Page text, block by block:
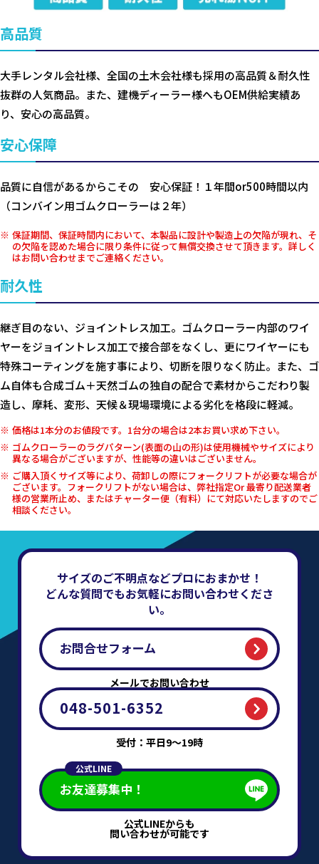
高品質
大手レンタル会社様、全国の土木会社様も採用の高品質＆耐久性
抜群の人気商品。また、建機ディーラー様へもOEM供給実績あ
り、安心の高品質。
安心保障
品質に自信があるからこその 安心保証！１年間or500時間以内
（コンバイン用ゴムクローラーは２年）
保証期間、保証時間内において、本製品に設計や製造上の欠陥が現れ、そ
の欠陥を認めた場合に限り条件に従って無償交換させて頂きます。詳しく
はお問い合わせまでご連絡ください。
耐久性
継ぎ目のない、ジョイントレス加工。ゴムクローラー内部のワイ
ヤーをジョイントレス加工で接合部をなくし、更にワイヤーにも
特殊コーティングを施す事により、切断を限りなく防止。また、ゴ
ム自体も合成ゴム＋天然ゴムの独自の配合で素材からこだわり製
造し、摩耗、変形、天候＆現場環境による劣化を格段に軽減。
価格は1本分のお値段です。1台分の場合は2本お買い求め下さい。
ゴムクローラーのラグパターン(表面の山の形)は使用機械やサイズにより
異なる場合がございますが、性能等の違いはございません。
ご購入頂くサイズ等により、荷卸しの際にフォークリフトが必要な場合が
ございます。フォークリフトがない場合は、弊社指定Or 最寄り配送業者
様の営業所止め、またはチャーター便（有料）にて対応いたしますのでご
相談ください。
サイズのご不明点などプロにおまかせ！
どんな質問でもお気軽にお問い合わせくださ
い。
お問合せフォーム
メールでお問い合わせ
048-501-6352
受付：平日9～19時
公式LINE
お友達募集中！
公式LINEからも
問い合わせが可能です